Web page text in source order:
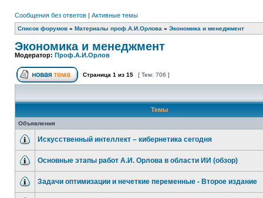
Сообщения без ответов | Активные темы
Список форумов » Материалы проф.А.И.Орлова » Экономика и менеджмент
Экономика и менеджмент
Модератор: Проф.А.И.Орлов
Страница 1 из 15 [ Тем: 706 ]
Темы
Объявления
Искусственный интеллект – кибернетика сегодня
Основные этапы работ А.И. Орлова в области ИИ (обзор)
Задачи оптимизации и нечеткие переменные - Второе издание